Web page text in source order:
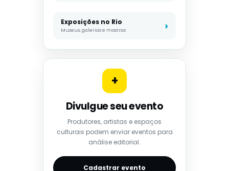
Exposições no Rio
Museus, galerias e mostras
+
Divulgue seu evento
Produtores, artistas e espaços
culturais podem enviar eventos para
análise editorial.
Cadastrar evento